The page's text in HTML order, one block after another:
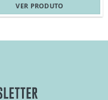
VER PRODUTO